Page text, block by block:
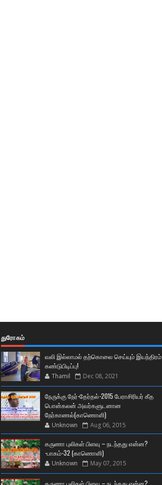
துரோகம்
வலி இல்லாமல் தற்கொலை செய்யும் இயந்திரம்
கண்டுபிடிப்பு!
Thamil Dec 08, 2021
நேருக்கு நேர்-தேர்தல்-2015 பேராசிரியர் கீத
பொன்கலன் அவர்களுடனான
நேர்காணல்(காணொளி)
Unknown Aug 06, 2015
கருணா புலிகள் பிளவு – நடந்தது என்ன?
-பாகம்-32 (காணொளி)
Unknown May 07, 2015
கருணா புலிகள் பிளவு – நடந்தது என்ன?